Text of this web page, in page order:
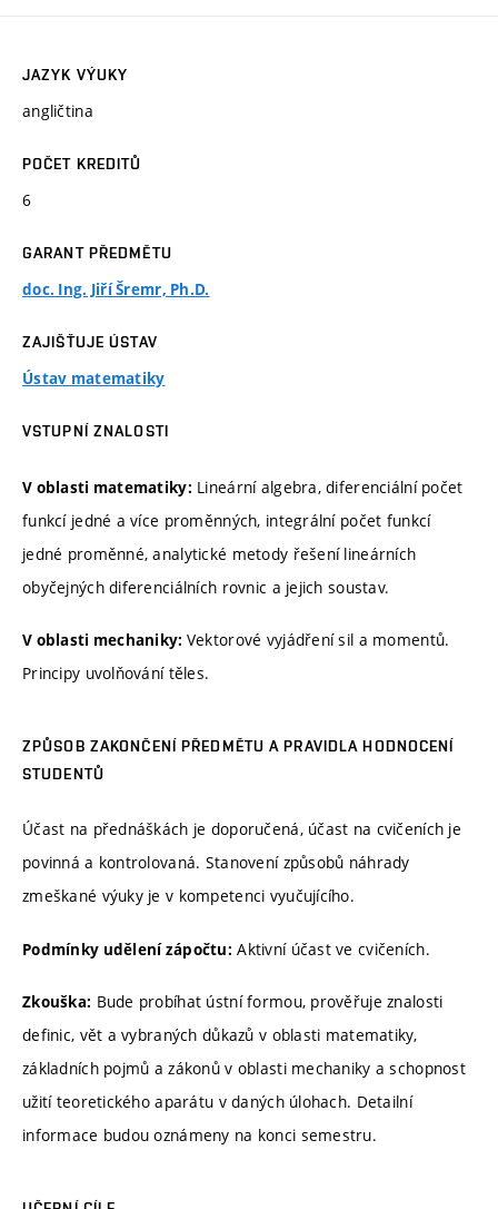
JAZYK VÝUKY
angličtina
POČET KREDITŮ
6
GARANT PŘEDMĚTU
doc. Ing. Jiří Šremr, Ph.D.
ZAJIŠŤUJE ÚSTAV
Ústav matematiky
VSTUPNÍ ZNALOSTI
V oblasti matematiky: Lineární algebra, diferenciální počet
funkcí jedné a více proměnných, integrální počet funkcí
jedné proměnné, analytické metody řešení lineárních
obyčejných diferenciálních rovnic a jejich soustav.
V oblasti mechaniky: Vektorové vyjádření sil a momentů.
Principy uvolňování těles.
ZPŮSOB ZAKONČENÍ PŘEDMĚTU A PRAVIDLA HODNOCENÍ
STUDENTŮ
Účast na přednáškách je doporučená, účast na cvičeních je
povinná a kontrolovaná. Stanovení způsobů náhrady
zmeškané výuky je v kompetenci vyučujícího.
Podmínky udělení zápočtu: Aktivní účast ve cvičeních.
Zkouška: Bude probíhat ústní formou, prověřuje znalosti
definic, vět a vybraných důkazů v oblasti matematiky,
základních pojmů a zákonů v oblasti mechaniky a schopnost
užití teoretického aparátu v daných úlohach. Detailní
informace budou oznámeny na konci semestru.